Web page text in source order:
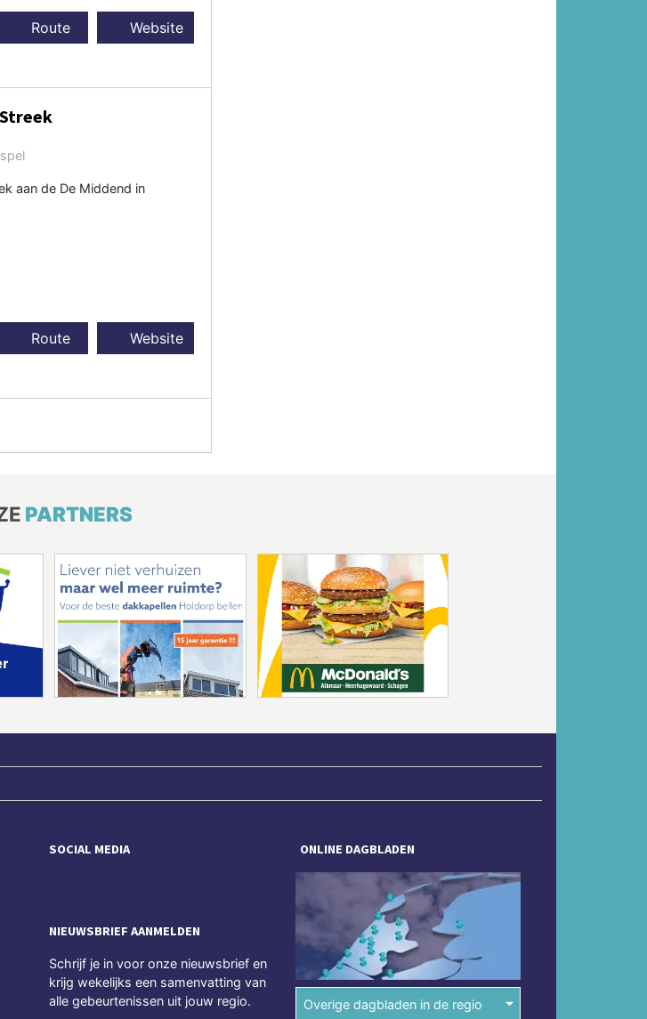
Route Website
aan de De Middend in
Route Website
PARTNERS
SOCIAL MEDIA
NIEUWSBRIEF AANMELDEN
Schrijf je in voor onze nieuwsbrief en
krijg wekelijks een samenvatting van
alle gebeurtenissen uit jouw regio.
ONLINE DAGBLADEN
Overige dagbladen in de regio